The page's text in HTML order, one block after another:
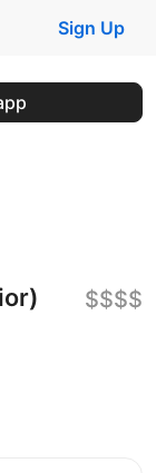
Sign Up
$$$$